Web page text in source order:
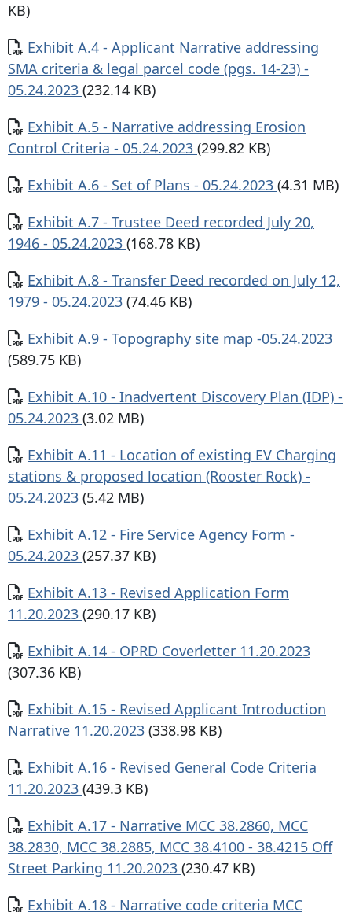
KB)
Documento
Exhibit A.4 - Applicant Narrative addressing
SMA criteria & legal parcel code (pgs. 14-23) -
05.24.2023 (232.14 KB)
Documento
Exhibit A.5 - Narrative addressing Erosion
Control Criteria - 05.24.2023 (299.82 KB)
Documento
Exhibit A.6 - Set of Plans - 05.24.2023 (4.31 MB)
Documento
Exhibit A.7 - Trustee Deed recorded July 20,
1946 - 05.24.2023 (168.78 KB)
Documento
Exhibit A.8 - Transfer Deed recorded on July 12,
1979 - 05.24.2023 (74.46 KB)
Documento
Exhibit A.9 - Topography site map -05.24.2023
(589.75 KB)
Documento
Exhibit A.10 - Inadvertent Discovery Plan (IDP) -
05.24.2023 (3.02 MB)
Documento
Exhibit A.11 - Location of existing EV Charging
stations & proposed location (Rooster Rock) -
05.24.2023 (5.42 MB)
Documento
Exhibit A.12 - Fire Service Agency Form -
05.24.2023 (257.37 KB)
Documento
Exhibit A.13 - Revised Application Form
11.20.2023 (290.17 KB)
Documento
Exhibit A.14 - OPRD Coverletter 11.20.2023
(307.36 KB)
Documento
Exhibit A.15 - Revised Applicant Introduction
Narrative 11.20.2023 (338.98 KB)
Documento
Exhibit A.16 - Revised General Code Criteria
11.20.2023 (439.3 KB)
Documento
Exhibit A.17 - Narrative MCC 38.2860, MCC
38.2830, MCC 38.2885, MCC 38.4100 - 38.4215 Off
Street Parking 11.20.2023 (230.47 KB)
Documento
Exhibit A.18 - Narrative code criteria MCC